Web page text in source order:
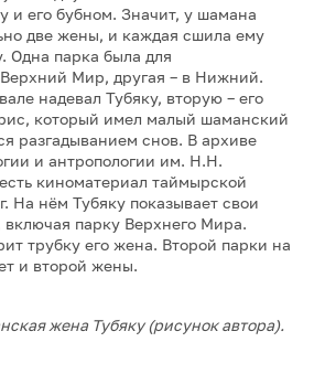
и его бубном. Значит, у шамана
две жены, и каждая сшила ему
Одна парка была для
Мир, другая – в Нижний.
надевал Тубяку, вторую – его
который имел малый шаманский
разгадыванием снов. В архиве
и антропологии им. Н.Н.
киноматериал таймырской
На нём Тубяку показывает свои
парку Верхнего Мира.
трубку его жена. Второй парки на
и второй жены.
жена Тубяку (рисунок автора).